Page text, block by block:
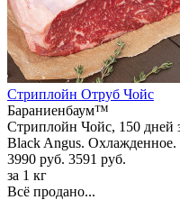
Стриплойн Отруб Чойс
Бараниенбаум™
Стриплойн Чойс, 150 дней
Black Angus. Охлажденное.
3990 руб. 3591 руб.
за 1 кг
Всё продано...